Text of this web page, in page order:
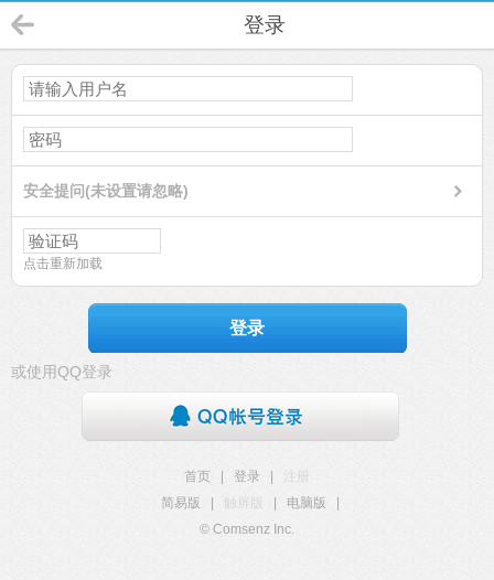
登录
安全提问(未设置请忽略)
点击重新加载
登录
或使用QQ登录
首页 登录
注册
简易版
触屏版 电脑版
© Comsenz Inc.